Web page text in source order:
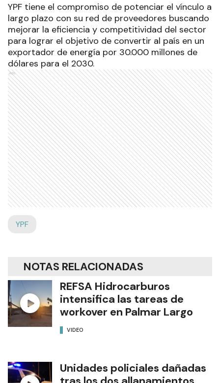
YPF tiene el compromiso de potenciar el vínculo a
largo plazo con su red de proveedores buscando
mejorar la eficiencia y competitividad del sector
para lograr el objetivo de convertir al país en un
exportador de energía por 30.000 millones de
dólares para el 2030.
Ads
YPF
NOTAS RELACIONADAS
REFSA Hidrocarburos
intensifica las tareas de
workover en Palmar Largo
VIDEO
Unidades policiales dañadas